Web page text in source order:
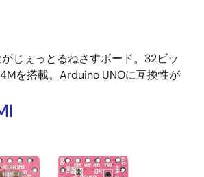
じぇっとるねさすボード。32ビッ
を搭載。Arduino UNOに互換性が